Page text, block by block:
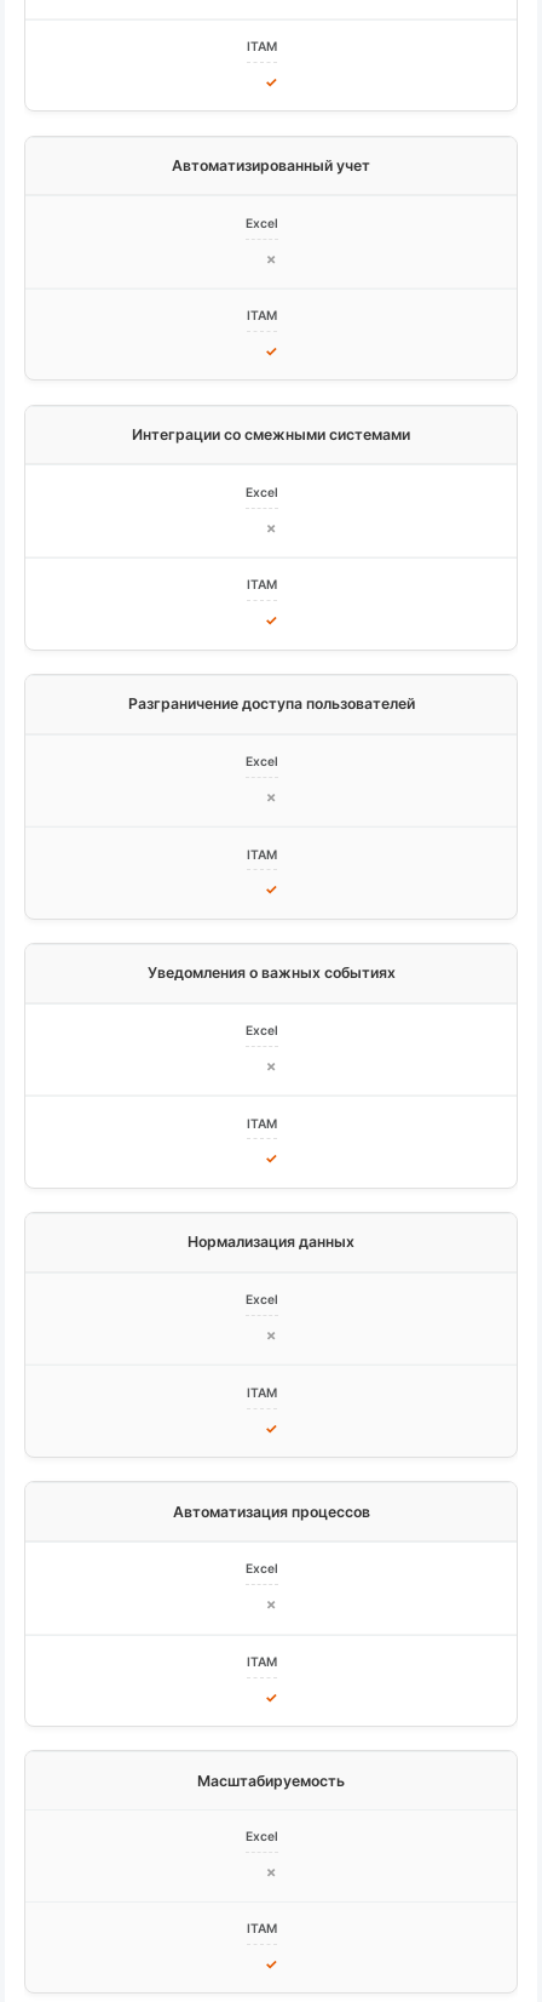
✓
Автоматизированный учет
✗
✓
Интеграции со смежными системами
✗
✓
Разграничение доступа пользователей
✗
✓
Уведомления о важных событиях
✗
✓
Нормализация данных
✗
✓
Автоматизация процессов
✗
✓
Масштабируемость
✗
✓